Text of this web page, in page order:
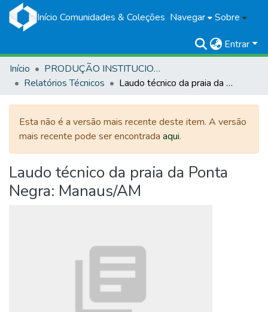
Início Comunidades & Coleções Navegar Sobre
Entrar
Início
PRODUÇÃO INSTITUCIONAL
Relatórios Técnicos
Laudo técnico da praia da Ponta Negra: Manaus/AM
Esta não é a versão mais recente deste item. A versão
mais recente pode ser encontrada aqui.
Laudo técnico da praia da Ponta
Negra: Manaus/AM